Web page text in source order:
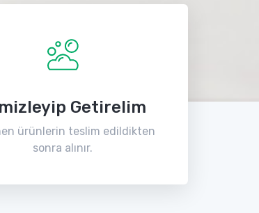
Getirelim
ürünlerin teslim edildikten
sonra alınır.